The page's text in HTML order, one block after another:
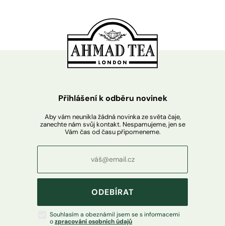
Přihlášení k odběru novinek
Aby vám neunikla žádná novinka ze světa čaje,
zanechte nám svůj kontakt. Nespamujeme, jen se
Vám čas od času připomeneme.
ODEBÍRAT
Souhlasím a obeznámil jsem se s informacemi
ozpracování osobních údajů